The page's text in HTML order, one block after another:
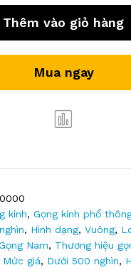
Thêm vào giỏ hàng
Mua ngay
kính, Gọng kính phổ
, Hình dạng, Vuông,
Nam, Thương hiệu
Mức giá, Dưới 500 nghìn,